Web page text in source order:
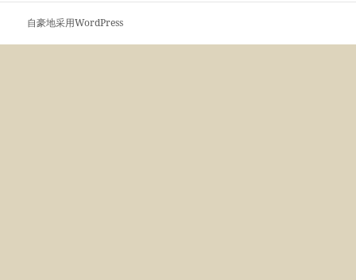
章：
自豪地采用WordPress